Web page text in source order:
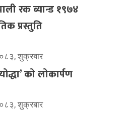
रक ब्यान्ड १९७४
प्रस्तुति
शुक्रबार
को लोकार्पण
शुक्रबार